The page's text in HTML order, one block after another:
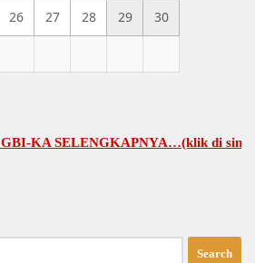
26 27 28 29 30
SELENGKAPNYA…(klik di sini)